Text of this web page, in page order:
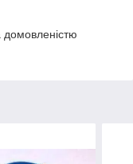
домовленістю